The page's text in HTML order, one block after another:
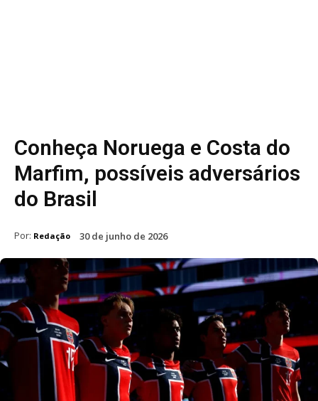
Conheça Noruega e Costa do
Marfim, possíveis adversários
do Brasil
Por: Redação 30 de junho de 2026